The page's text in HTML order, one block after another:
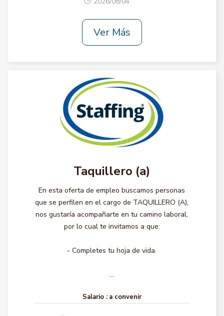
Ver Más
Taquillero (a)
En esta oferta de empleo buscamos personas
que se perfilen en el cargo de TAQUILLERO (A),
nos gustaría acompañarte en tu camino laboral,
por lo cual te invitamos a que:
- Completes tu hoja de vida.
...
Salario : a convenir